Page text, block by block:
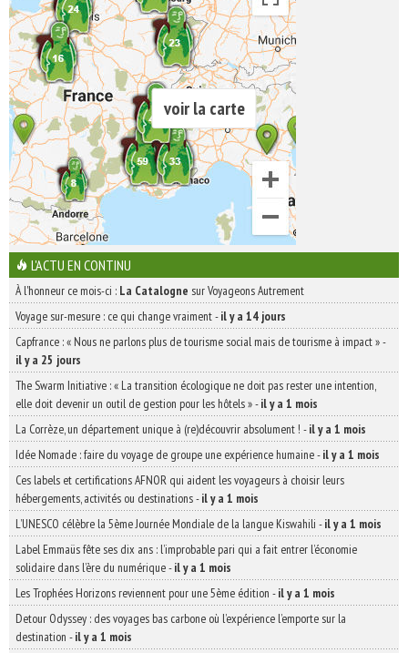
voir la carte
L'ACTU EN CONTINU
À l'honneur ce mois-ci : La Catalogne sur Voyageons Autrement
Voyage sur-mesure : ce qui change vraiment-il y a 14 jours
Capfrance : « Nous ne parlons plus de tourisme social mais de tourisme à impact »-
il y a 25 jours
The Swarm Initiative : « La transition écologique ne doit pas rester une intention,
elle doit devenir un outil de gestion pour les hôtels »-il y a 1 mois
La Corrèze, un département unique à (re)découvrir absolument ! -il y a 1 mois
Idée Nomade : faire du voyage de groupe une expérience humaine-il y a 1 mois
Ces labels et certifications AFNOR qui aident les voyageurs à choisir leurs
hébergements, activités ou destinations-il y a 1 mois
L’UNESCO célèbre la 5ème Journée Mondiale de la langue Kiswahili -il y a 1 mois
Label Emmaüs fête ses dix ans : l’improbable pari qui a fait entrer l’économie
solidaire dans l’ère du numérique-il y a 1 mois
Les Trophées Horizons reviennent pour une 5ème édition -il y a 1 mois
Detour Odyssey : des voyages bas carbone où l’expérience l’emporte sur la
destination -il y a 1 mois